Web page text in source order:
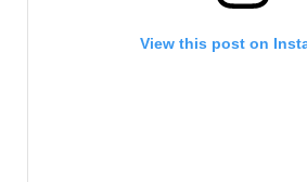
View this post on